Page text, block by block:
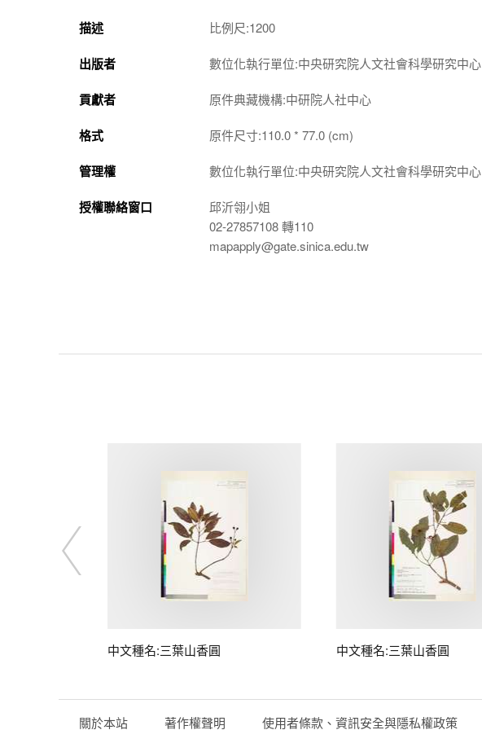
描述
比例尺:1200
出版者 數位化執行單位:中央研究院人文社會科學研究中心
貢獻者 原件典藏機構:中研院人社中心
格式 原件尺寸:110.0 * 77.0 (cm)
管理權 數位化執行單位:中央研究院人文社會科學研究中心
授權聯絡窗口
邱沂翎小姐
02-27857108 轉110
mapapply@gate.sinica.edu.tw
中文種名:三葉山香圓 中文種名:三葉山香圓
關於本站 著作權聲明 使用者條款、資訊安全與隱私權政策